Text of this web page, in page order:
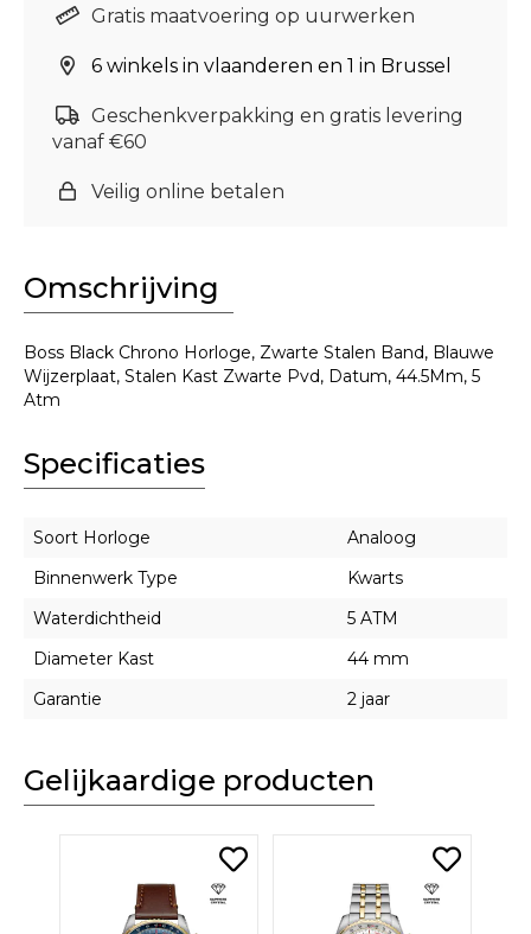
Gratis maatvoering op uurwerken
6 winkels in vlaanderen en 1 in Brussel
Geschenkverpakking en gratis levering
vanaf €60
Veilig online betalen
Omschrijving
Boss Black Chrono Horloge, Zwarte Stalen Band, Blauwe
Wijzerplaat, Stalen Kast Zwarte Pvd, Datum, 44.5Mm, 5
Atm
Specificaties
Soort Horloge
Analoog
Binnenwerk Type
Kwarts
Waterdichtheid
5 ATM
Diameter Kast
44 mm
Garantie
2 jaar
Gelijkaardige producten